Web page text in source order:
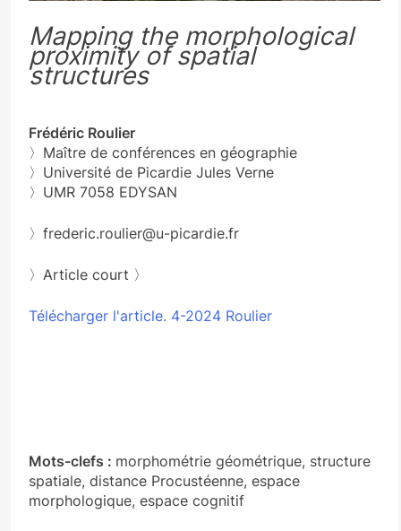
Mapping the morphological
proximity of spatial
structures
Frédéric Roulier
〉Maître de conférences en géographie
〉Université de Picardie Jules Verne
〉UMR 7058 EDYSAN
〉frederic.roulier@u-picardie.fr
〉Article court 〉
Télécharger l'article. 4-2024 Roulier
Mots-clefs : morphométrie géométrique, structure
spatiale, distance Procustéenne, espace
morphologique, espace cognitif